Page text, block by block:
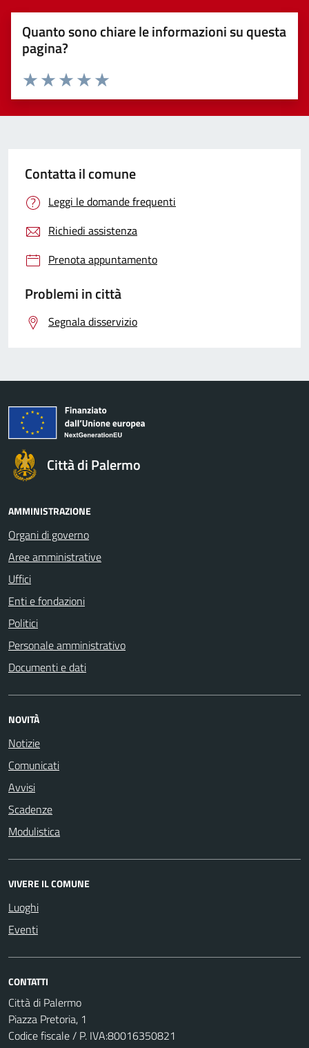
Quanto sono chiare le informazioni su questa
pagina?
Valuta 5 stelle su 5
Valuta 4 stelle su 5
Valuta 3 stelle su 5
Valuta 2 stelle su 5
Valuta 1 stelle su 5
Contatta il comune
Leggi le domande frequenti
Richiedi assistenza
Prenota appuntamento
Problemi in città
Segnala disservizio
Città di Palermo
AMMINISTRAZIONE
Organi di governo
Aree amministrative
Uffici
Enti e fondazioni
Politici
Personale amministrativo
Documenti e dati
NOVITÀ
Notizie
Comunicati
Avvisi
Scadenze
Modulistica
VIVERE IL COMUNE
Luoghi
Eventi
CONTATTI
Città di Palermo
Piazza Pretoria, 1
Codice fiscale / P. IVA:80016350821